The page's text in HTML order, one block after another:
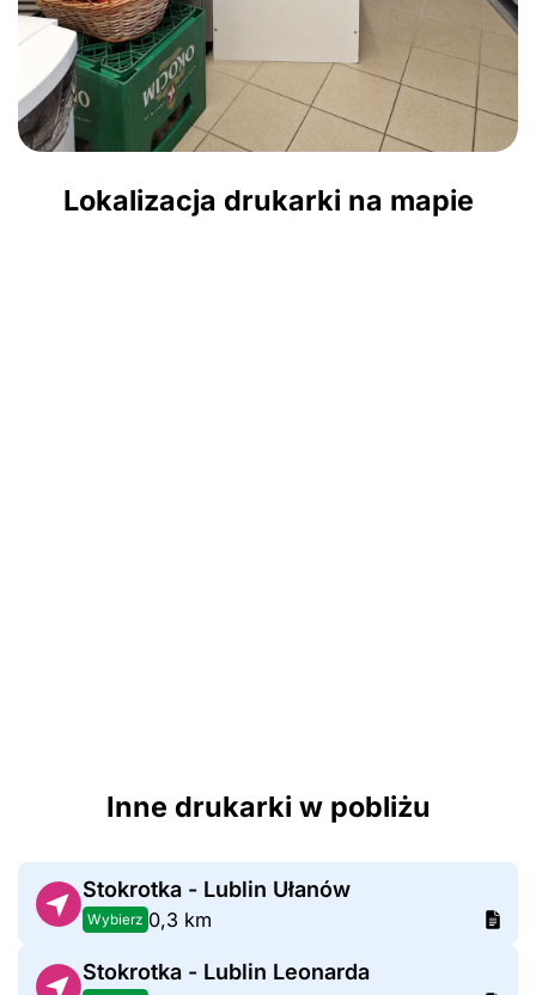
Lokalizacja drukarki na mapie
Inne drukarki w pobliżu
Stokrotka - Lublin Ułanów
Wybierz 0,3 km
Stokrotka - Lublin Leonarda